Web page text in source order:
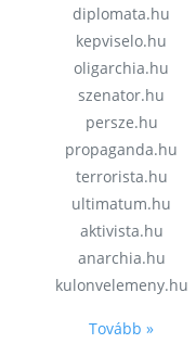
diplomata.hu
kepviselo.hu
oligarchia.hu
szenator.hu
persze.hu
propaganda.hu
terrorista.hu
ultimatum.hu
aktivista.hu
anarchia.hu
kulonvelemeny.hu
Tovább »